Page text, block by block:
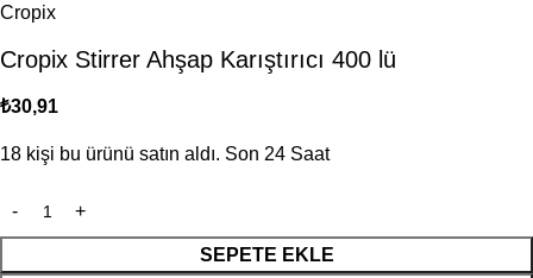
Cropix
Cropix Stirrer Ahşap Karıştırıcı 400 lü
₺30,91
18 kişi bu ürünü satın aldı. Son 24 Saat
SEPETE EKLE